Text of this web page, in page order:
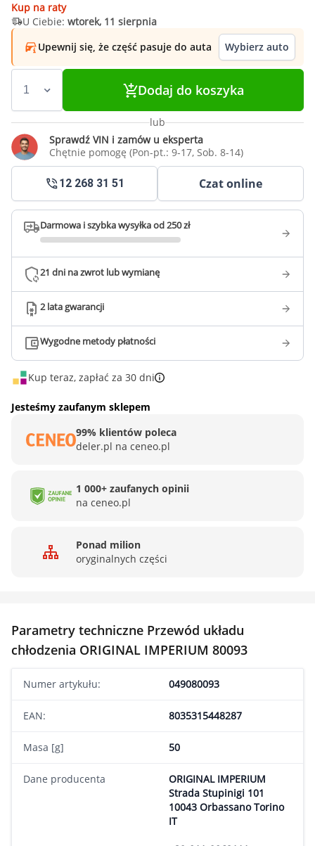
Kup na raty
U Ciebie: wtorek, 11 sierpnia
Upewnij się, że część pasuje do auta
Wybierz auto
Dodaj do koszyka
lub
Sprawdź VIN i zamów u eksperta
Chętnie pomogę (Pon-pt.: 9-17, Sob. 8-14)
12 268 31 51 Czat online
Darmowa i szybka wysyłka od 250 zł
21 dni na zwrot lub wymianę
2 lata gwarancji
Wygodne metody płatności
Kup teraz, zapłać za 30 dni
Jesteśmy zaufanym sklepem
99% klientów poleca
deler.pl na ceneo.pl
1 000+ zaufanych opinii
na ceneo.pl
Ponad milion
oryginalnych części
Parametry techniczne Przewód układu
chłodzenia ORIGINAL IMPERIUM 80093
Numer artykułu: 049080093
EAN: 8035315448287
Masa [g] 50
Dane producenta
ORIGINAL IMPERIUM
Strada Stupinigi 101
10043 Orbassano Torino
IT